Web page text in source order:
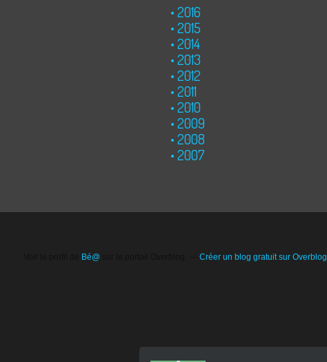
2016
2015
2014
2013
2012
2011
2010
2009
2008
2007
Bé@sur le portail Overblog Créer un blog gratuit sur Overblog